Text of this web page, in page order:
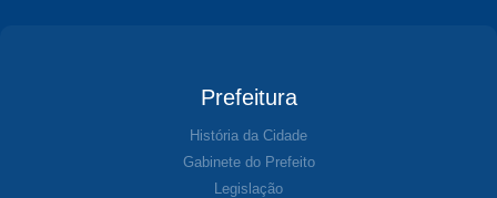
Prefeitura
História da Cidade
Gabinete do Prefeito
Legislação